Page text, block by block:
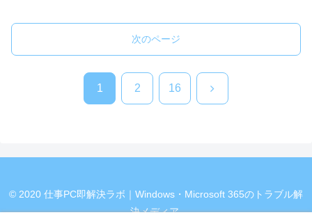
次のページ
1 2 16 次
© 2020 仕事PC即解決ラボ｜Windows・Microsoft 365のトラブル解
決メディア.